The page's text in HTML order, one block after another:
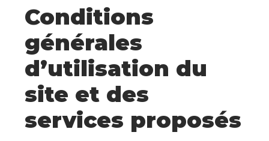
Conditions
générales
d’utilisation du
site et des
services proposés